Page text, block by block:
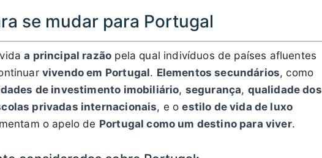
se mudar para Portugal
a principal razão pela qual indivíduos de países afluentes
vivendo em Portugal. Elementos secundários, como
de investimento imobiliário, segurança, qualidade dos
privadas internacionais, e oestilo de vida de luxo
o apelo de Portugal como um destino para viver.